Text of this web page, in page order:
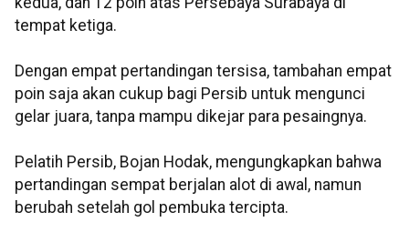
tempat ketiga.
Dengan empat pertandingan tersisa, tambahan empat
poin saja akan cukup bagi Persib untuk mengunci
gelar juara, tanpa mampu dikejar para pesaingnya.
Pelatih Persib, Bojan Hodak, mengungkapkan bahwa
pertandingan sempat berjalan alot di awal, namun
berubah setelah gol pembuka tercipta.